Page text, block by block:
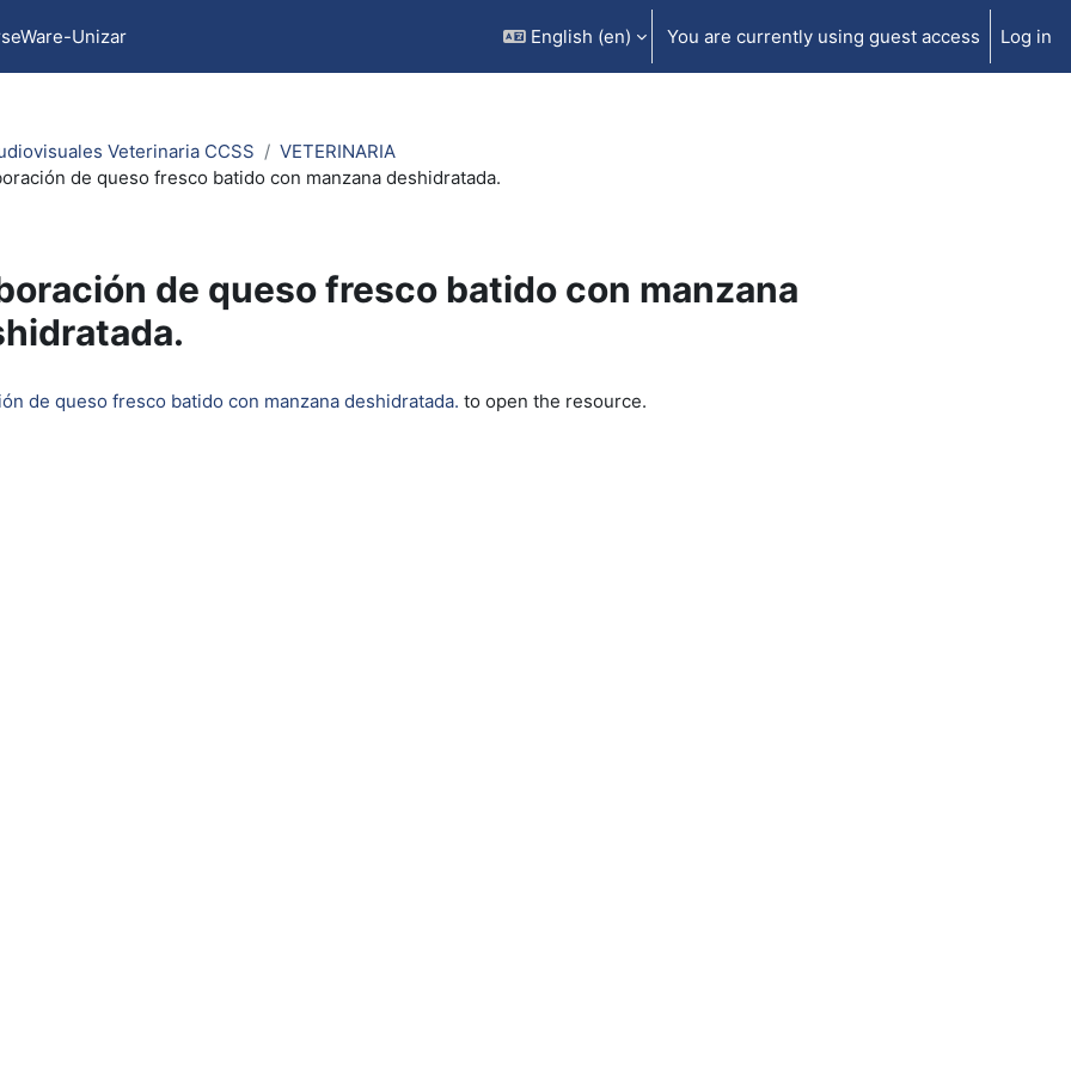
Unizar English ‎(en)‎ You are currently using guest access Log in
Veterinaria CCSS
VETERINARIA
de queso fresco batido con manzana deshidratada.
de queso fresco batido con manzana
de queso fresco batido con manzana deshidratada. to open the resource.